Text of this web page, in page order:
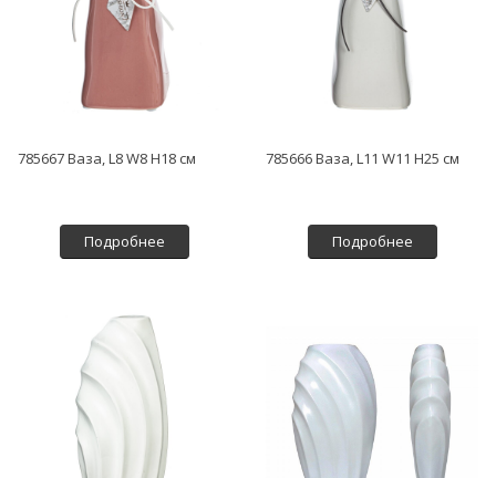
785667 Ваза, L8 W8 H18 см
Подробнее
785666 Ваза, L11 W11 H25 см
Подробнее